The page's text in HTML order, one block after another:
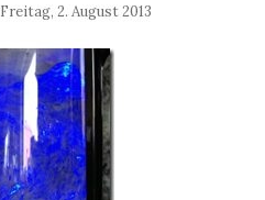
Freitag, 2. August 2013